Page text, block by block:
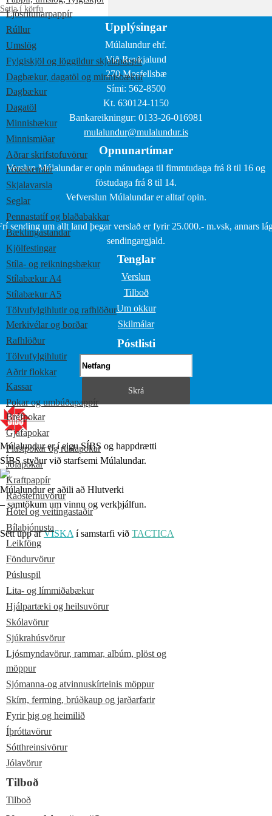
Ljósritunarpappír
Rúllur
Umslög
Fylgiskjöl og löggildur skjalapappír
Dagbækur, dagatöl og minnisbækur
Dagbækur
Dagatöl
Minnisbækur
Minnismiðar
Aðrar skrifstofuvörur
Fótaskemlar
Skjalavarsla
Seglar
Pennastatíf og blaðabakkar
Bæklingastandar
Kjölfestingar
Stíla- og reikningsbækur
Stílabækur A4
Stílabækur A5
Tölvufylgihlutir og rafhlöður
Merkivélar og borðar
Rafhlöður
Tölvufylgihlutir
Aðrir flokkar
Kassar
Pokar og umbúðapappír
Bréfpokar
Gjafapokar
Plastpokar og ruslapokar
Jólapokar
Kraftpappír
Ráðstefnuvörur
Hótel og veitingastaðir
Bílaþjónusta
Leikföng
Föndurvörur
Púsluspil
Lita- og límmiðabækur
Hjálpartæki og heilsuvörur
Skólavörur
Sjúkrahúsvörur
Ljósmyndavörur, rammar, albúm, plöst og
möppur
Sjómanna-og atvinnuskírteinis möppur
Skírn, ferming, brúðkaup og jarðarfarir
Fyrir þig og heimilið
Íþróttavörur
Sótthreinsivörur
Jólavörur
Tilboð
Tilboð
Setja í körfu
Upplýsingar
Múlalundur ehf.
Við Reykjalund
270 Mosfellsbæ
Sími: 562-8500
Kt. 630124-1150
Bankareikningur: 0133-26-016981
mulalundur@mulalundur.is
Opnunartímar
Verslun Múlalundar er opin mánudaga til fimmtudaga frá 8 til 16 og
föstudaga frá 8 til 14.
Vefverslun Múlalundar er alltaf opin.
sending um allt land þegar verslað er fyrir 25.000.- m.vsk, annars
sendingargjald.
Tenglar
Verslun
Tilboð
Um okkur
Skilmálar
Póstlisti
Múlalundur er í eigu SÍBS og happdrætti
SÍBS styður við starfsemi Múlalundar.
Múlalundur er aðili að Hlutverki
– samtökum um vinnu og verkþjálfun.
Sett upp afVISKA í samstarfi við TACTICA